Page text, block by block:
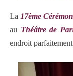
La 17ème
au Théâtre de
endroit